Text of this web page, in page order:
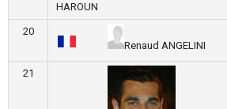
HAROUN
20
Renaud ANGELINI
21